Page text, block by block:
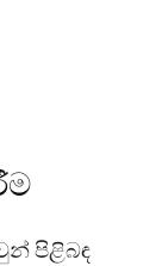
පිළිබඳ